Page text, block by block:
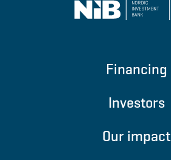
Financing
Investors
Our impact